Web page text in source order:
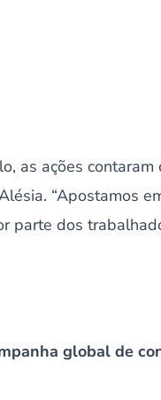
as ações
“Apostamos
parte dos
global de